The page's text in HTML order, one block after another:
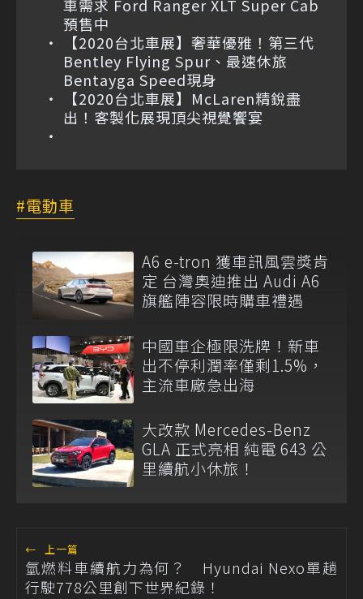
車需求 Ford Ranger XLT Super Cab
預售中
【2020台北車展】奢華優雅！第三代
Bentley Flying Spur、最速休旅
Bentayga Speed現身
【2020台北車展】McLaren精銳盡
出！客製化展現頂尖視覺饗宴
電動車
A6 e-tron 獲車訊風雲獎肯
定 台灣奧迪推出 Audi A6
旗艦陣容限時購車禮遇
中國車企極限洗牌！新車
出不停利潤率僅剩1.5%，
主流車廠急出海
大改款 Mercedes-Benz
GLA 正式亮相 純電 643 公
里續航小休旅！
← 上一篇
氫燃料車續航力為何？ Hyundai Nexo單趟
行駛778公里創下世界紀錄！